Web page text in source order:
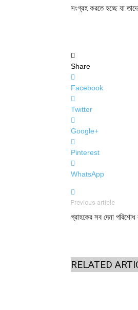
সংগ্রহ করতে হচ্ছে যা
Share
Facebook
Twitter
Google+
Pinterest
WhatsApp
Previous article
গ্রাহকের সব দেনা
RELATED